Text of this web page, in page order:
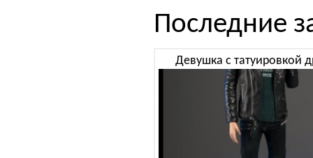
Последние
Девушка с татуировкой